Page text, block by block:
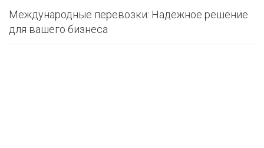
Международные перевозки: Надежное решение
для вашего бизнеса